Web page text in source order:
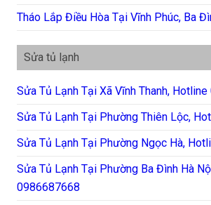
Tháo Lắp Điều Hòa Tại Vĩnh Phúc, Ba
Sửa tủ lạnh
Sửa Tủ Lạnh Tại Xã Vĩnh Thanh,
Sửa Tủ Lạnh Tại Phường Thiên Lộc,
Sửa Tủ Lạnh Tại Phường Ngọc Hà,
Sửa Tủ Lạnh Tại Phường Ba Đình Hà
0986687668